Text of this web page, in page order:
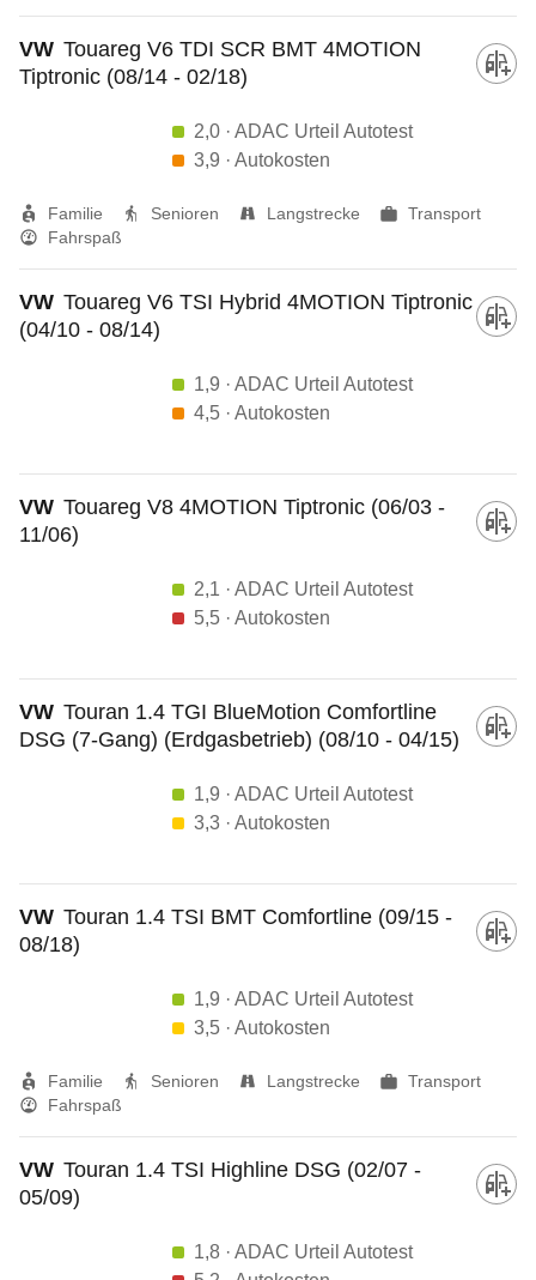
VW Touareg V6 TDI SCR BMT 4MOTION
Tiptronic (08/14 - 02/18)
2,0 · ADAC Urteil Autotest
3,9 · Autokosten
Familie Senioren Langstrecke
Transport
Fahrspaß
VW Touareg V6 TSI Hybrid 4MOTION Tiptronic
(04/10 - 08/14)
1,9 · ADAC Urteil Autotest
4,5 · Autokosten
VW Touareg V8 4MOTION Tiptronic (06/03 -
11/06)
2,1 · ADAC Urteil Autotest
5,5 · Autokosten
VW Touran 1.4 TGI BlueMotion Comfortline
DSG (7-Gang) (Erdgasbetrieb) (08/10 - 04/15)
1,9 · ADAC Urteil Autotest
3,3 · Autokosten
VW Touran 1.4 TSI BMT Comfortline (09/15 -
08/18)
1,9 · ADAC Urteil Autotest
3,5 · Autokosten
Familie Senioren Langstrecke
Transport
Fahrspaß
VW Touran 1.4 TSI Highline DSG (02/07 -
05/09)
1,8 · ADAC Urteil Autotest